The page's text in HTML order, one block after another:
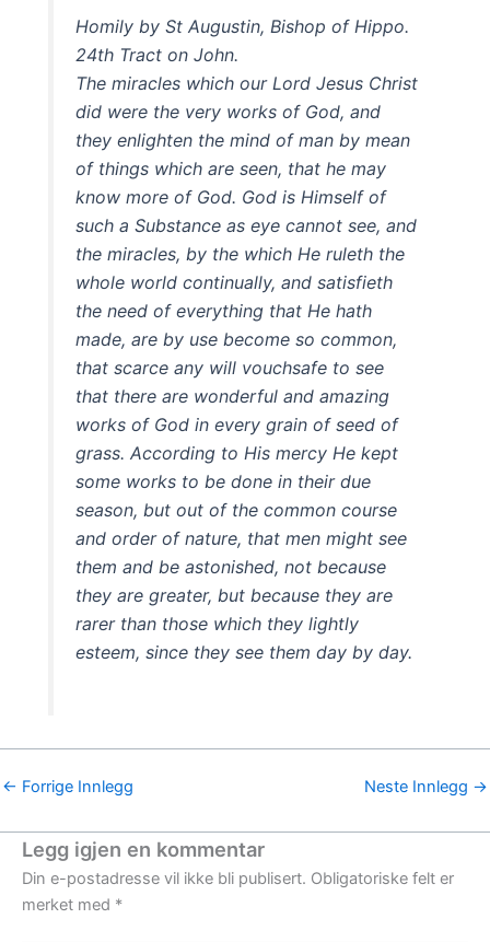
Homily by St Augustin, Bishop of Hippo.
24th Tract on John.
The miracles which our Lord Jesus Christ
did were the very works of God, and
they enlighten the mind of man by mean
of things which are seen, that he may
know more of God. God is Himself of
such a Substance as eye cannot see, and
the miracles, by the which He ruleth the
whole world continually, and satisfieth
the need of everything that He hath
made, are by use become so common,
that scarce any will vouchsafe to see
that there are wonderful and amazing
works of God in every grain of seed of
grass. According to His mercy He kept
some works to be done in their due
season, but out of the common course
and order of nature, that men might see
them and be astonished, not because
they are greater, but because they are
rarer than those which they lightly
esteem, since they see them day by day.
← Forrige Innlegg Neste Innlegg →
Legg igjen en kommentar
Din e-postadresse vil ikke bli publisert. Obligatoriske felt er
merket med *